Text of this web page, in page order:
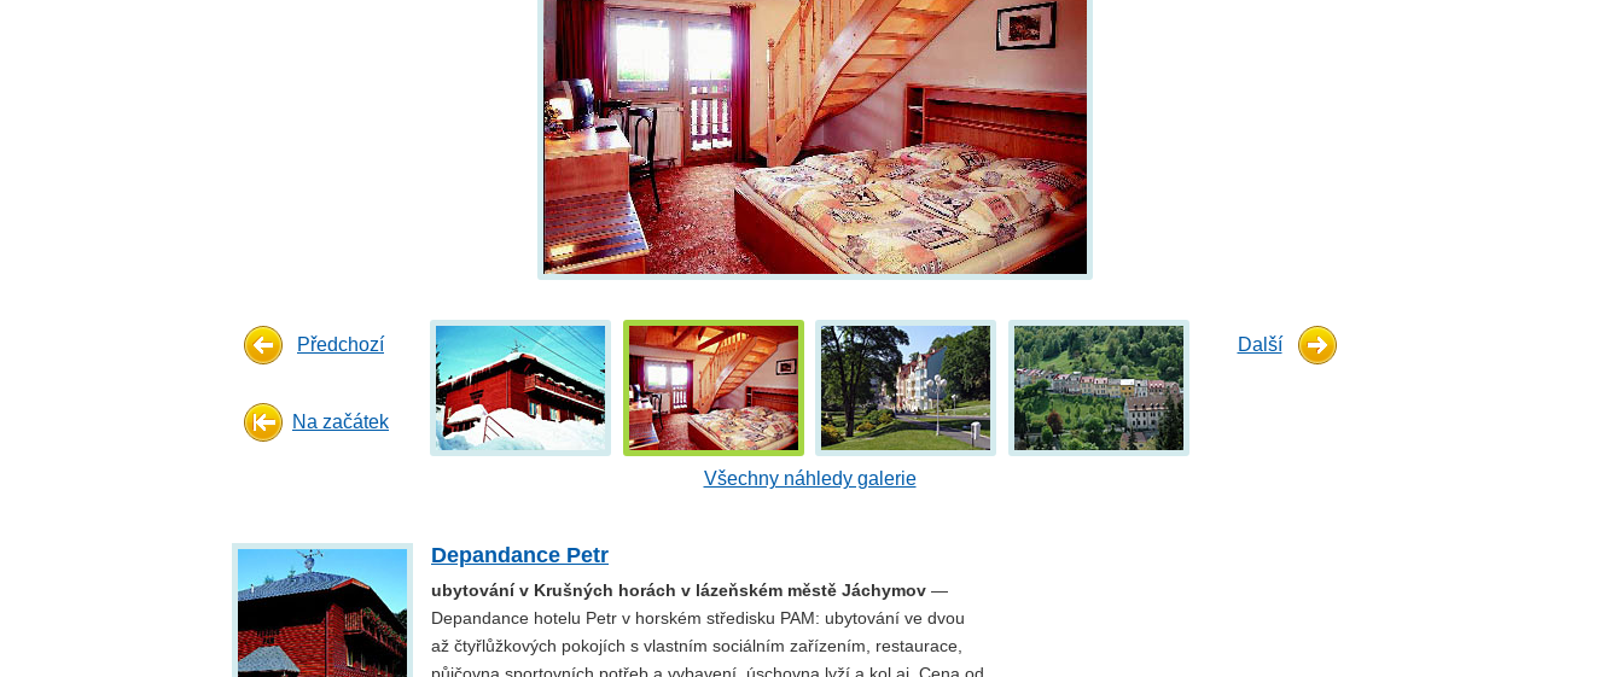
Předchozí
Na začátek
Všechny náhledy galerie
Další
Depandance Petr
ubytování v Krušných horách v lázeňském městě Jáchymov —
Depandance hotelu Petr v horském středisku PAM: ubytování ve dvou
až čtyřlůžkových pokojích s vlastním sociálním zařízením, restaurace,